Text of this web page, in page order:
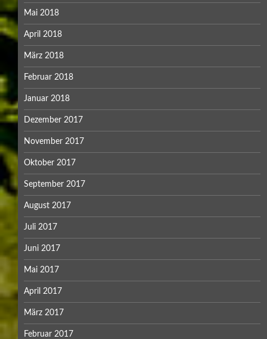
Mai 2018
April 2018
März 2018
Februar 2018
Januar 2018
Dezember 2017
November 2017
Oktober 2017
September 2017
August 2017
Juli 2017
Juni 2017
Mai 2017
April 2017
März 2017
Februar 2017